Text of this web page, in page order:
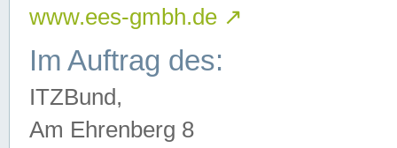
www.ees-gmbh.de ↗
Im Auftrag des:
ITZBund,
Am Ehrenberg 8